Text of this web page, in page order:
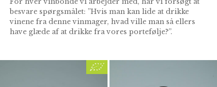
besvare spørgsmålet: ”Hvis man kan lide at drikke
vinene fra denne vinmager, hvad ville man så ellers
have glæde af at drikke fra vores portefølje?”.